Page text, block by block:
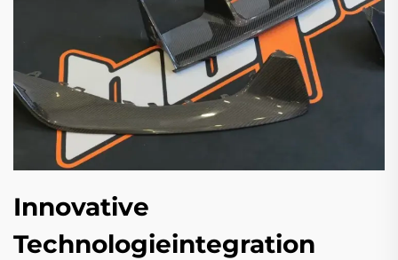
Innovative
Technologieintegration